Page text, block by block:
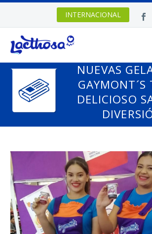
INTERNACIONAL
NUEVAS
GAYMONT´S
DELICIOSO